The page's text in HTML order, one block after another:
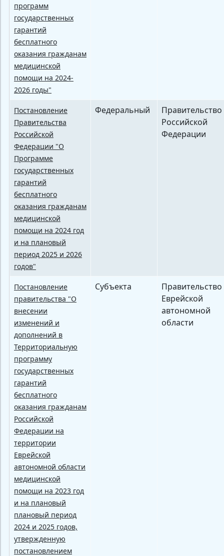
программ
государственных
гарантий
бесплатного
оказания гражданам
медицинской
помощи на 2024-
2026 годы"
Постановление
Правительства
Российской
Федерации "О
Программе
государственных
гарантий
бесплатного
оказания гражданам
медицинской
помощи на 2024 год
и на плановый
период 2025 и 2026
годов"
Федеральный
Правительство
Российской
Федерации
Постановление
правительства "О
внесении
изменений и
дополнений в
Территориальную
программу
государственных
гарантий
бесплатного
оказания гражданам
Российской
Федерации на
территории
Еврейской
автономной области
медицинской
помощи на 2023 год
и на плановый
плановый период
2024 и 2025 годов,
утвержденную
постановлением
Субъекта
Правительство
Еврейской
автономной
области